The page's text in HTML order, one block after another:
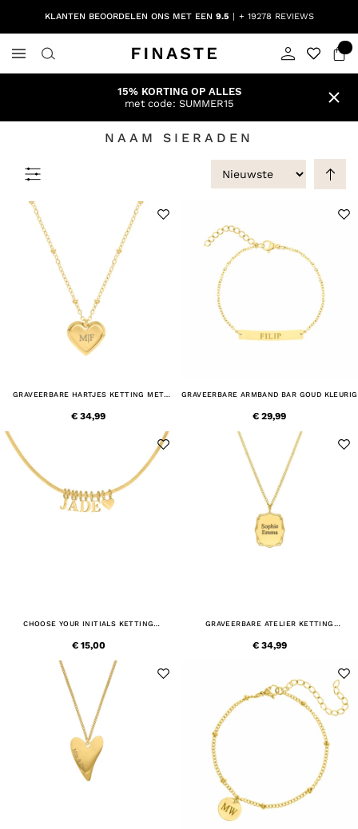
KLANTEN BEOORDELEN ONS MET EEN 9.5 + 19278 REVIEWS
15% KORTING OP ALLES
met code: SUMMER15
NAAM SIERADEN
GRAVEERBARE HARTJES KETTING MET
€ 34,99
GRAVEERBARE ARMBAND BAR GOUD KLEURIG
€ 29,99
CHOOSE YOUR INITIALS KETTING
€ 15,00
GRAVEERBARE ATELIER KETTING
€ 34,99